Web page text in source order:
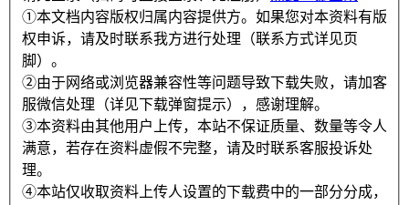
①本文档内容版权归属内容提供方。如果您对本资料有版
权申诉，请及时联系我方进行处理（联系方式详见页
脚）。
②由于网络或浏览器兼容性等问题导致下载失败，请加客
服微信处理（详见下载弹窗提示），感谢理解。
③本资料由其他用户上传，本站不保证质量、数量等令人
满意，若存在资料虚假不完整，请及时联系客服投诉处
理。
④本站仅收取资料上传人设置的下载费中的一部分分成，